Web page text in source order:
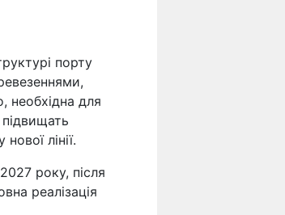
порту
необхідна для
лінії.
року, після
реалізація